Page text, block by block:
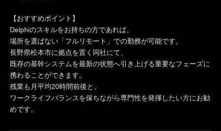
【おすすめポイント】
Delphiのスキルをお持ちの方であれば、
場所を選ばない「フルリモート」での勤務が可能です。
長野県松本市に拠点を置く同社にて、
既存の基幹システムを最新の状態へ引き上げる重要なフェーズに
携わることができます。
残業も月平均20時間前後と、
ワークライフバランスを保ちながら専門性を発揮したい方にお勧
めです。